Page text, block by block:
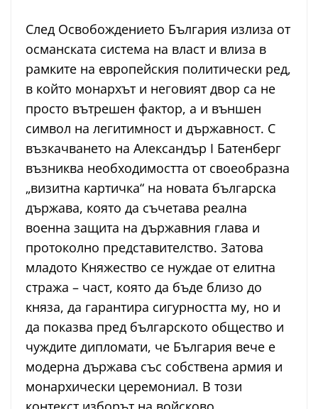
След Освобождението България излиза от
османската система на власт и влиза в
рамките на европейския политически ред,
в който монархът и неговият двор са не
просто вътрешен фактор, а и външен
символ на легитимност и държавност. С
възкачването на Александър I Батенберг
възниква необходимостта от своеобразна
„визитна картичка“ на новата българска
държава, която да съчетава реална
военна защита на държавния глава и
протоколно представителство. Затова
младото Княжество се нуждае от елитна
стража – част, която да бъде близо до
княза, да гарантира сигурността му, но и
да показва пред българското общество и
чуждите дипломати, че България вече е
модерна държава със собствена армия и
монархически церемониал. В този